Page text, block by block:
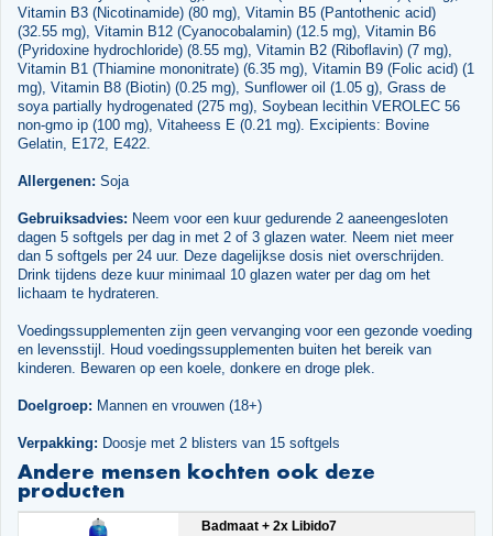
Vitamin B3 (Nicotinamide) (80 mg), Vitamin B5 (Pantothenic acid)
(32.55 mg), Vitamin B12 (Cyanocobalamin) (12.5 mg), Vitamin B6
(Pyridoxine hydrochloride) (8.55 mg), Vitamin B2 (Riboflavin) (7 mg),
Vitamin B1 (Thiamine mononitrate) (6.35 mg), Vitamin B9 (Folic acid) (1
mg), Vitamin B8 (Biotin) (0.25 mg), Sunflower oil (1.05 g), Grass de
soya partially hydrogenated (275 mg), Soybean lecithin VEROLEC 56
non-gmo ip (100 mg), Vitaheess E (0.21 mg). Excipients: Bovine
Gelatin, E172, E422.
Allergenen: Soja
Gebruiksadvies: Neem voor een kuur gedurende 2 aaneengesloten
dagen 5 softgels per dag in met 2 of 3 glazen water. Neem niet meer
dan 5 softgels per 24 uur. Deze dagelijkse dosis niet overschrijden.
Drink tijdens deze kuur minimaal 10 glazen water per dag om het
lichaam te hydrateren.
Voedingssupplementen zijn geen vervanging voor een gezonde voeding
en levensstijl. Houd voedingssupplementen buiten het bereik van
kinderen. Bewaren op een koele, donkere en droge plek.
Doelgroep: Mannen en vrouwen (18+)
Verpakking: Doosje met 2 blisters van 15 softgels
Andere mensen kochten ook deze
producten
Badmaat + 2x Libido7